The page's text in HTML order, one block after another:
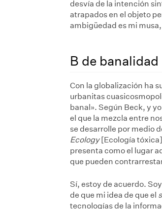
desvía de la intención
atrapados en el objeto
ambigüedad es mi
B de banalidad
Con la globalización ha
urbanitas
banal». Según Beck, y
el que la mezcla entre
se desarrolle por medio
Ecology[Ecología tóxica]
presenta como el lugar
que pueden
Sí, estoy de acuerdo.
de que mi idea de que el
tecnologías de la